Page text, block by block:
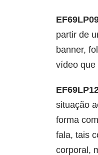
partir de
banner,
vídeo que
situação
forma
fala, tais
corporal,